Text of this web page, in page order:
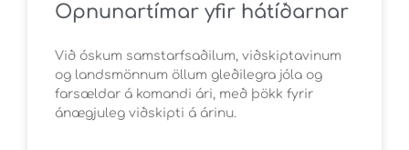
Opnunartímar yfir hátíðarnar
Við óskum samstarfsaðilum, viðskiptavinum
og landsmönnum öllum gleðilegra jóla og
farsældar á komandi ári, með þökk fyrir
ánægjuleg viðskipti á árinu.